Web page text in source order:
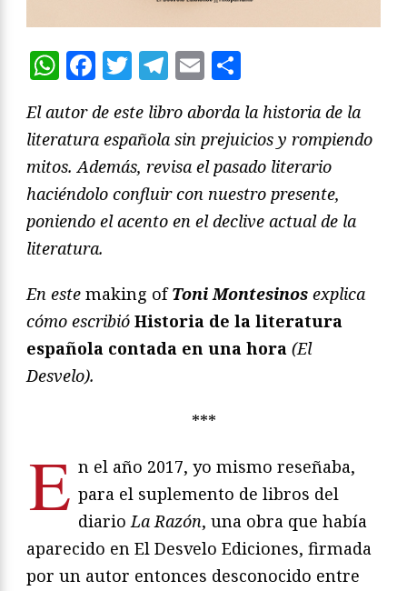
WhatsApp
Facebook
Twitter
Telegram
Email
El autor de este libro aborda la historia de la
literatura española sin prejuicios y rompiendo
mitos. Además, revisa el pasado literario
haciéndolo confluir con nuestro presente,
poniendo el acento en el declive actual de la
literatura.
En este making ofToni Montesinos explica
cómo escribió Historia de la literatura
española contada en una hora (El
Desvelo).
***
E n el año 2017, yo mismo reseñaba,
para el suplemento de libros del
diario La Razón, una obra que había
aparecido en El Desvelo Ediciones, firmada
por un autor entonces desconocido entre